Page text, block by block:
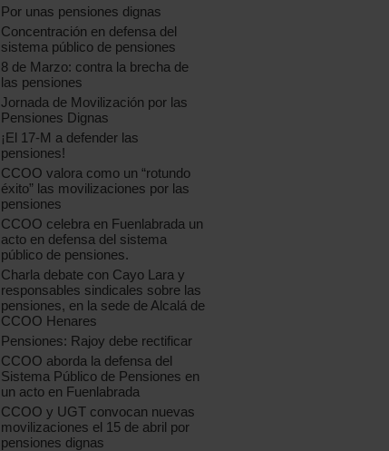
Por unas pensiones dignas
Concentración en defensa del
sistema público de pensiones
8 de Marzo: contra la brecha de
las pensiones
Jornada de Movilización por las
Pensiones Dignas
¡El 17-M a defender las
pensiones!
CCOO valora como un “rotundo
éxito” las movilizaciones por las
pensiones
CCOO celebra en Fuenlabrada un
acto en defensa del sistema
público de pensiones.
Charla debate con Cayo Lara y
responsables sindicales sobre las
pensiones, en la sede de Alcalá de
CCOO Henares
Pensiones: Rajoy debe rectificar
CCOO aborda la defensa del
Sistema Público de Pensiones en
un acto en Fuenlabrada
CCOO y UGT convocan nuevas
movilizaciones el 15 de abril por
pensiones dignas